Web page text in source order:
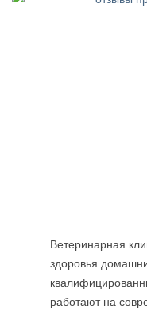
Ветеринарная
здоровья
работают на